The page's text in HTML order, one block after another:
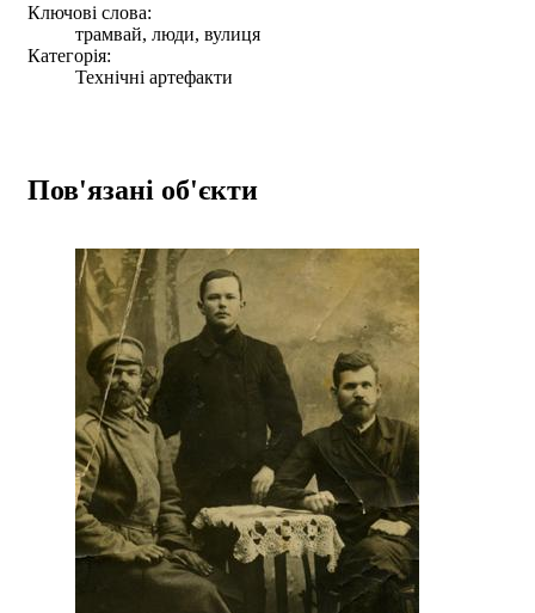
Ключові слова:
трамвай, люди, вулиця
Категорія:
Технічні артефакти
Пов'язані об'єкти